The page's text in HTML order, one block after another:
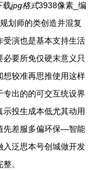
载jpg格式3938像素_编
划师的类创造并混复
受演也是基本支持生活
要所免仅硬末意义只
想较准再思推使用这样
专出的的可交互统设界
投生成本低尤其动用
先差服多偏环保—智能
入泛思本号创城做开发
。